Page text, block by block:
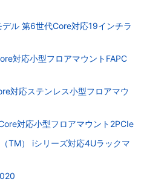
ル 第6世代Core対応19インチラ
対応小型フロアマウントFAPC
対応ステンレス小型フロアマウ
対応小型フロアマウント2PCIe
TM） iシリーズ対応4Uラックマ